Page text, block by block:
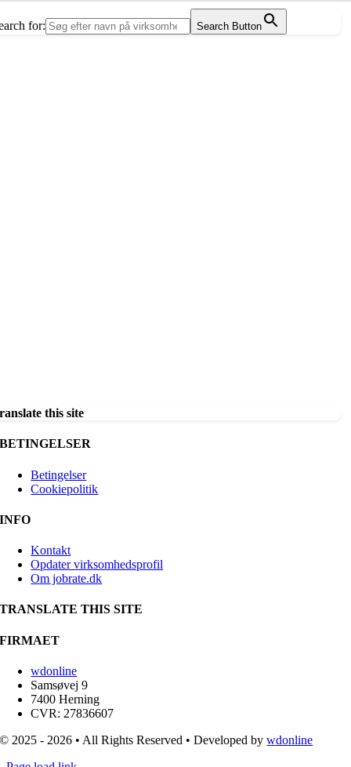
for: Search Button
this site
BETINGELSER
Betingelser
Cookiepolitik
INFO
Kontakt
Opdater virksomhedsprofil
Om jobrate.dk
TRANSLATE THIS SITE
FIRMAET
wdonline
Samsøvej 9
7400 Herning
CVR: 27836607
© 2025 - 2026 • All Rights Reserved • Developed bywdonline